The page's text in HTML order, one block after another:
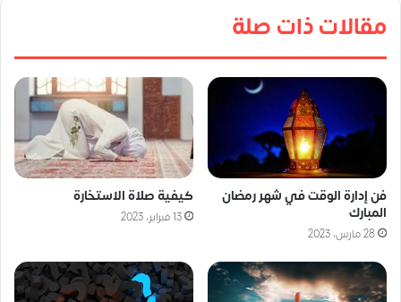
مقالات ذات صلة
فن إدارة الوقت في شهر رمضان
المبارك
28 مارس، 2023
كيفية صلاة الاستخارة
13 فبراير، 2023